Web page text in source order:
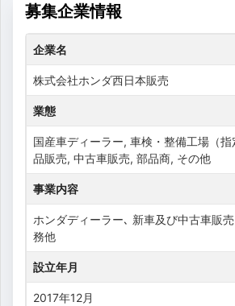
募集企業情報
企業名
株式会社ホンダ西日本販売
業態
国産車ディーラー, 車検・整備工場（
品販売, 中古車販売, 部品商, その他
事業内容
ホンダディーラー､ 新車及び中古車販
務他
設立年月
2017年12月